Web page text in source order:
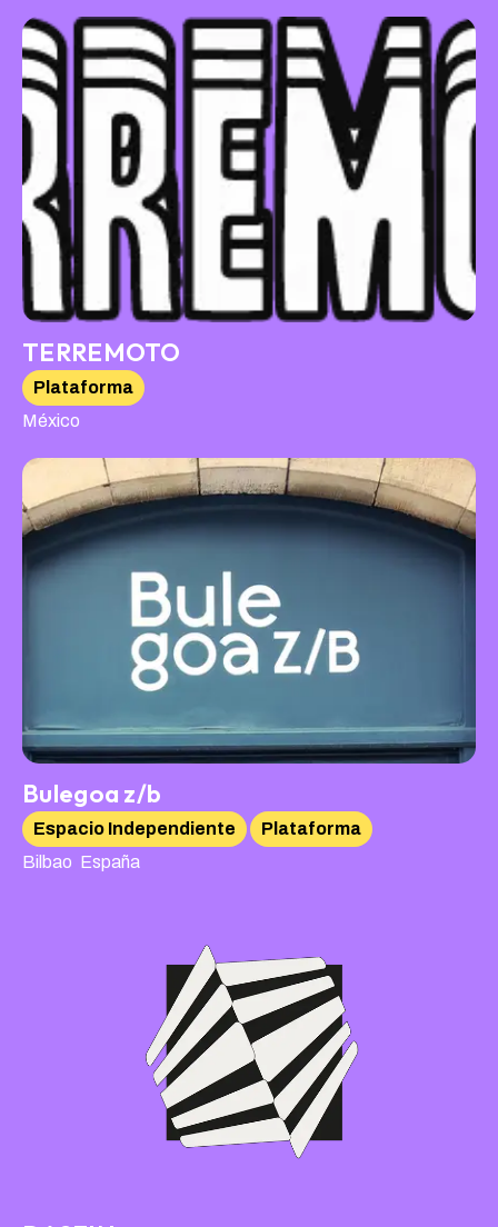
TERREMOTO
Plataforma
México
Bulegoa z/b
Espacio Independiente
Plataforma
Bilbao España